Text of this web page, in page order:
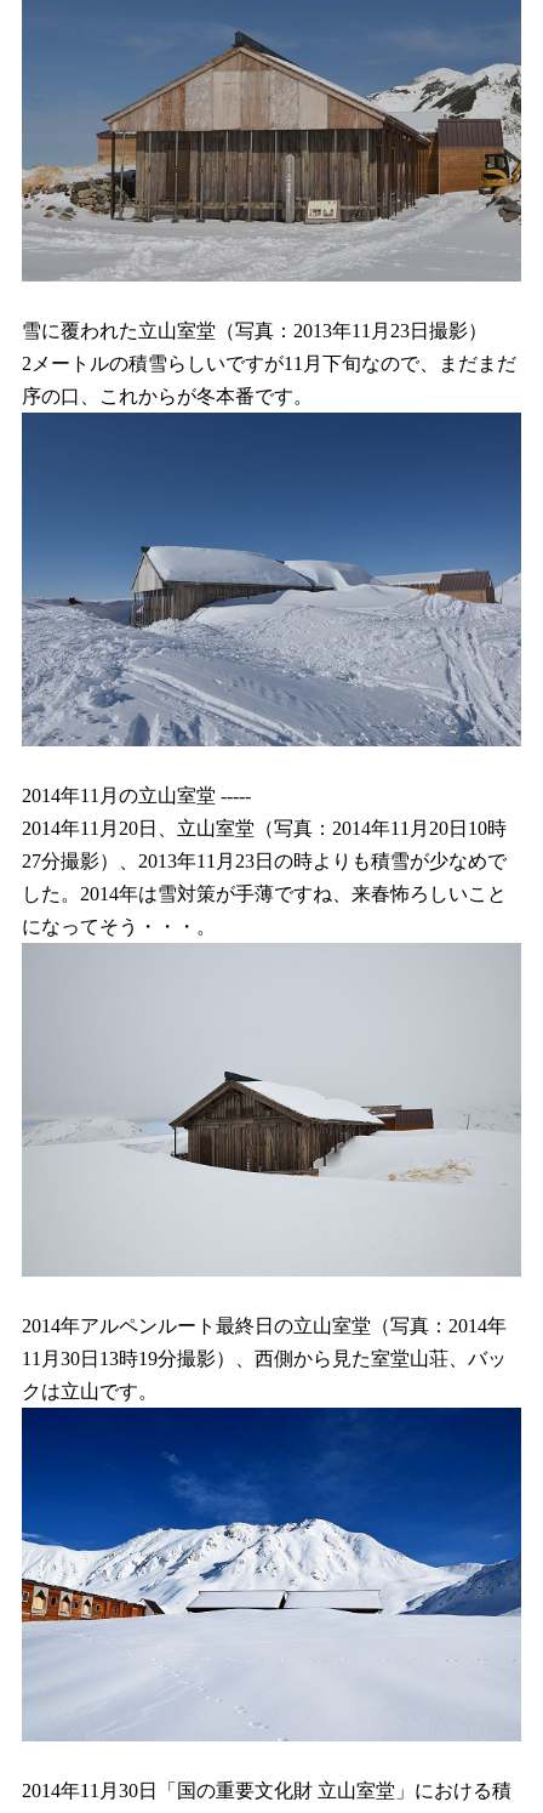
雪に覆われた立山室堂（写真：2013年11月23日撮影）
2メートルの積雪らしいですが11月下旬なので、まだまだ
序の口、これからが冬本番です。
2014年11月の立山室堂 -----
2014年11月20日、立山室堂（写真：2014年11月20日10時
27分撮影）、2013年11月23日の時よりも積雪が少なめで
した。2014年は雪対策が手薄ですね、来春怖ろしいこと
になってそう・・・。
2014年アルペンルート最終日の立山室堂（写真：2014年
11月30日13時19分撮影）、西側から見た室堂山荘、バッ
クは立山です。
2014年11月30日「国の重要文化財 立山室堂」における積